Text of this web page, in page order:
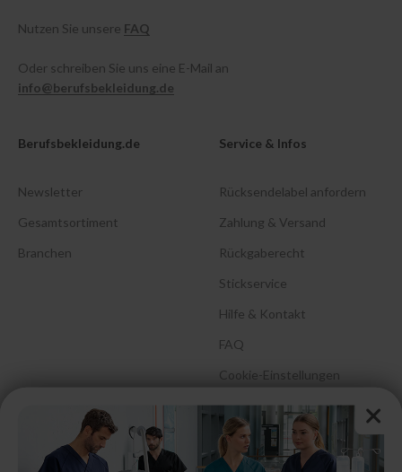
Nutzen Sie unsere FAQ
Oder schreiben Sie uns eine E-Mail an
info@berufsbekleidung.de
Berufsbekleidung.de
Newsletter
Gesamtsortiment
Branchen
Service & Infos
Rücksendelabel anfordern
Zahlung & Versand
Rückgaberecht
Stickservice
Hilfe & Kontakt
FAQ
Cookie-Einstellungen
Barrierefreiheitserklärung
Größenberatung &